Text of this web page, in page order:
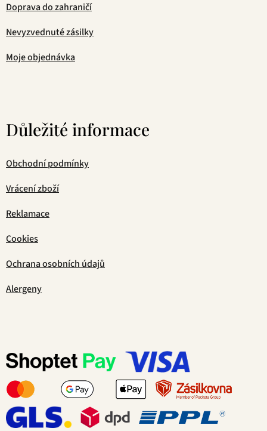
Doprava do zahraničí
Nevyzvednuté zásilky
Moje objednávka
Důležité informace
Obchodní podmínky
Vrácení zboží
Reklamace
Cookies
Ochrana osobních údajů
Alergeny